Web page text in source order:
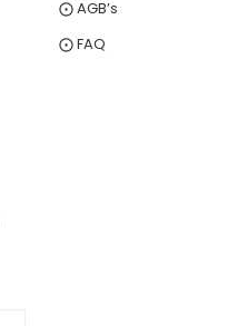
⨀ AGB’s
⨀ FAQ